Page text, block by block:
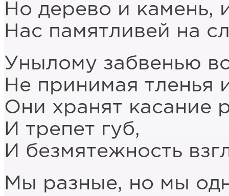
Но дерево и камень,
Нас памятливей на
Унылому забвенью
Не принимая тленья
Они хранят касание
И трепет губ,
И безмятежность
Мы разные, но мы